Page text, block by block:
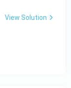
View Solution